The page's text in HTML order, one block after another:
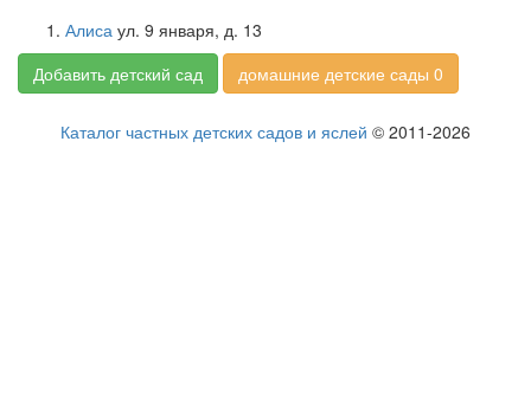
Алиса ул. 9 января, д. 13
Добавить детский сад
домашние детские сады 0
Каталог частных детских садов и яслей © 2011-2026